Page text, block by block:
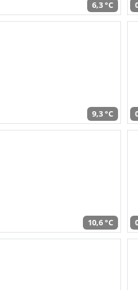
6,3 °C
9,3 °C
10,6 °C